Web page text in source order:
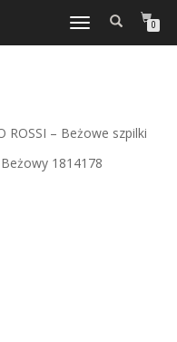
WŁĄCZ
NAWIGACJĘ
0
ROSSI – Beżowe szpilki
1814178